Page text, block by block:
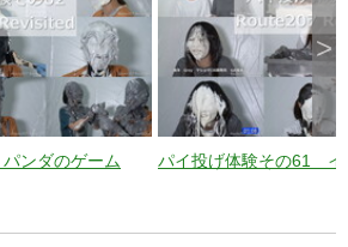
ンダのゲーム パイ投げ体験その61 イ
>